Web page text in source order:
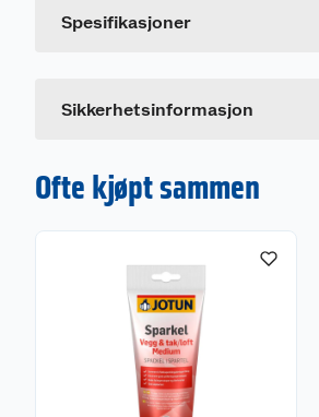
Spesifikasjoner
Sikkerhetsinformasjon
Merking
P102
Oppbevares utilgjengelig
Ofte kjøpt sammen